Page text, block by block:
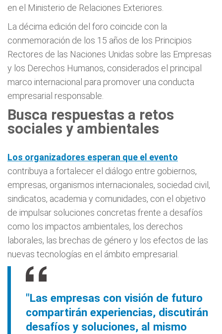
en el Ministerio de Relaciones Exteriores.
La décima edición del foro coincide con la
conmemoración de los 15 años de los Principios
Rectores de las Naciones Unidas sobre las Empresas
y los Derechos Humanos, considerados el principal
marco internacional para promover una conducta
empresarial responsable.
Busca respuestas a retos
sociales y ambientales
Los organizadores esperan que el evento
contribuya a fortalecer el diálogo entre gobiernos,
empresas, organismos internacionales, sociedad civil,
sindicatos, academia y comunidades, con el objetivo
de impulsar soluciones concretas frente a desafíos
como los impactos ambientales, los derechos
laborales, las brechas de género y los efectos de las
nuevas tecnologías en el ámbito empresarial.
"Las empresas con visión de futuro
compartirán experiencias, discutirán
desafíos y soluciones, al mismo